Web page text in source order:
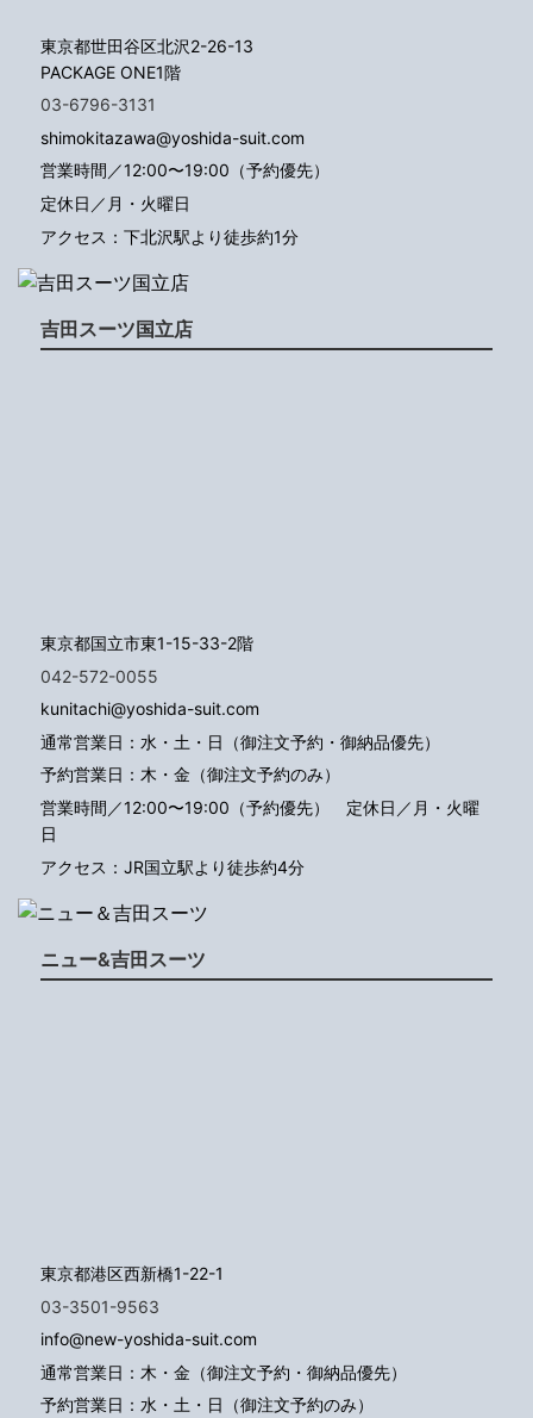
東京都世田谷区北沢2-26-13
PACKAGE ONE1階
03-6796-3131
shimokitazawa@yoshida-suit.com
営業時間／12:00〜19:00（予約優先）
定休日／月・火曜日
アクセス：下北沢駅より徒歩約1分
吉田スーツ国立店
東京都国立市東1-15-33-2階
042-572-0055
kunitachi@yoshida-suit.com
通常営業日：水・土・日（御注文予約・御納品優先）
予約営業日：木・金（御注文予約のみ）
営業時間／12:00〜19:00（予約優先） 定休日／月・火曜
日
アクセス：JR国立駅より徒歩約4分
ニュー&吉田スーツ
東京都港区西新橋1-22-1
03-3501-9563
info@new-yoshida-suit.com
通常営業日：木・金（御注文予約・御納品優先）
予約営業日：水・土・日（御注文予約のみ）